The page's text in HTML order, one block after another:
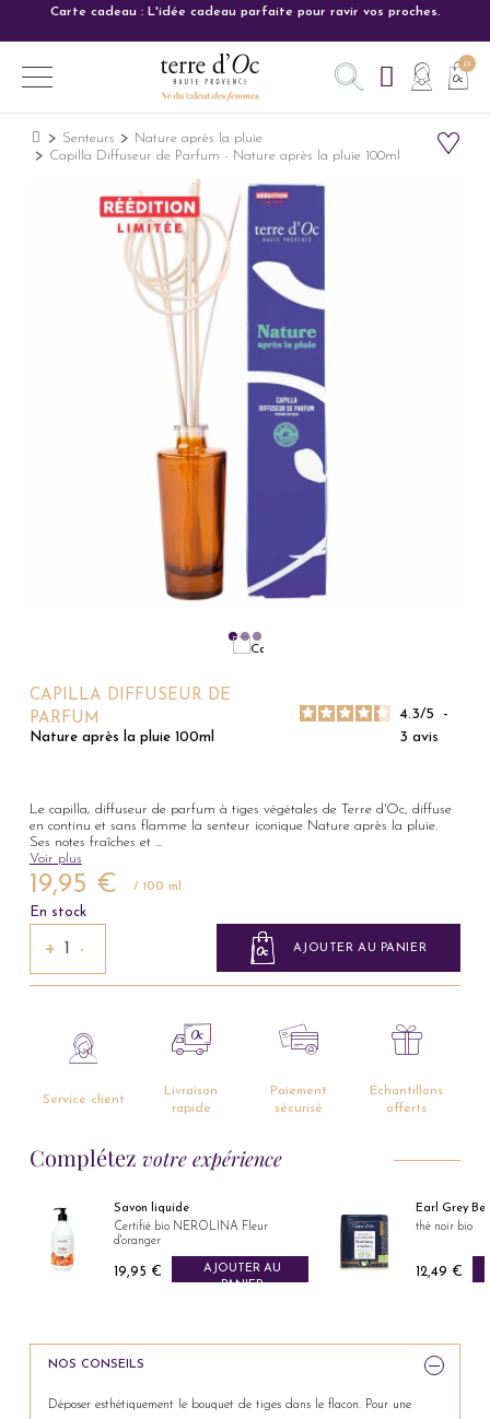
Carte cadeau : L'idée cadeau parfaite pour ravir vos proches.
Senteurs
Nature après la pluie
Capilla Diffuseur de Parfum - Nature après la pluie 100ml
CAPILLA DIFFUSEUR DE
PARFUM
Nature après la pluie 100ml
4.3/5
-
3avis
Le capilla, diffuseur de parfum à tiges végétales de Terre d'Oc, diffuse
en continu et sans flamme la senteur iconique Nature après la pluie.
Ses notes fraîches et ...
Voir plus
19,95 € / 100 ml
En stock
AJOUTER AU PANIER
+ −
Service client
Livraison
rapide
Paiement
sécurisé
Échantillons
offerts
Complétez votre expérience
Savon liquide
Certifié bio NEROLINA Fleur
d'oranger
Prix
19,95 €
AJOUTER AU
PANIER
Earl Grey
thé noir bio
Prix
12,49 €
NOS CONSEILS
Déposer esthétiquement le bouquet de tiges dans le flacon. Pour une